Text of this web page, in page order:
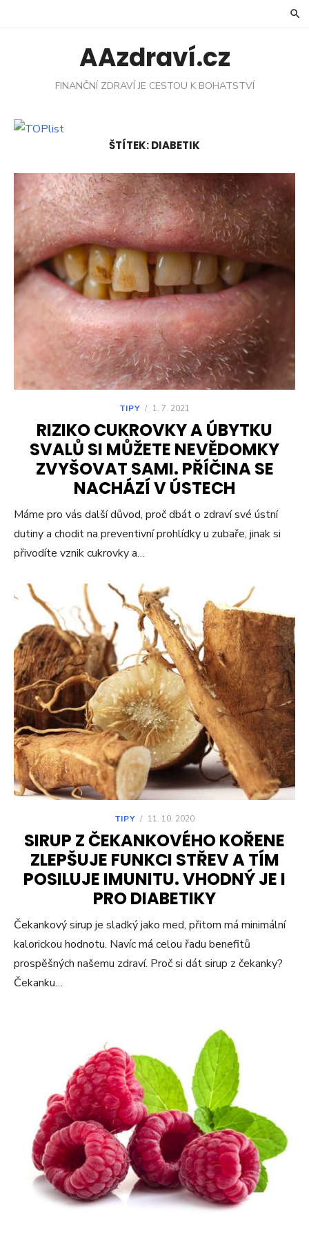
AAzdraví.cz
FINANČNÍ ZDRAVÍ JE CESTOU K BOHATSTVÍ
ŠTÍTEK:DIABETIK
TIPY / 1. 7. 2021
RIZIKO CUKROVKY A ÚBYTKU
SVALŮ SI MŮŽETE NEVĚDOMKY
ZVYŠOVAT SAMI. PŘÍČINA SE
NACHÁZÍ V ÚSTECH
Máme pro vás další důvod, proč dbát o zdraví své ústní
dutiny a chodit na preventivní prohlídky u zubaře, jinak si
přivodíte vznik cukrovky a…
TIPY / 11. 10. 2020
SIRUP Z ČEKANKOVÉHO KOŘENE
ZLEPŠUJE FUNKCI STŘEV A TÍM
POSILUJE IMUNITU. VHODNÝ JE I
PRO DIABETIKY
Čekankový sirup je sladký jako med, přitom má minimální
kalorickou hodnotu. Navíc má celou řadu benefitů
prospěšných našemu zdraví. Proč si dát sirup z čekanky?
Čekanku…